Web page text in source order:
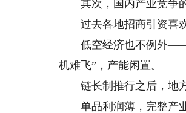
其次，国内产业竞争的
过去各地招商引资喜欢
低空经济也不例外——不
机难飞”，产能闲置。
链长制推行之后，地
单品利润薄，完整产业